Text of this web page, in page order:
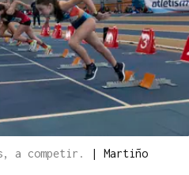
a competir. | Martiño